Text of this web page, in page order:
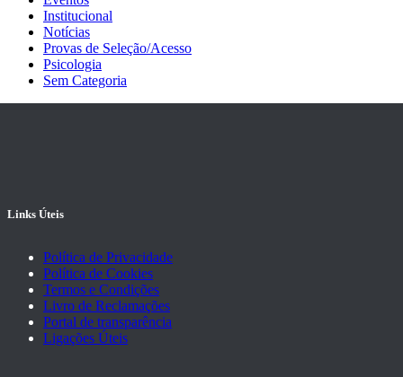
Institucional
Notícias
Provas de Seleção/Acesso
Psicologia
Sem Categoria
Links Úteis
Política de Privacidade
Política de Cookies
Termos e Condições
Livro de Reclamações
Portal de transparência
Ligações Úteis